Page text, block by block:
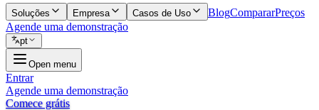
Soluções Empresa Casos de Uso BlogCompararPreços
Agende uma demonstração
pt
Open menu
Entrar
Agende uma demonstração
Comece grátis